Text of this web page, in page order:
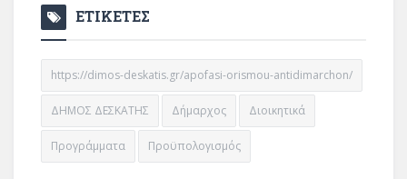
ΕΤΙΚΕΤΕΣ
https://dimos-deskatis.gr/apofasi-orismou-antidimarchon/
ΔΗΜΟΣ ΔΕΣΚΑΤΗΣ Δήμαρχος Διοικητικά
Προγράμματα Προϋπολογισμός